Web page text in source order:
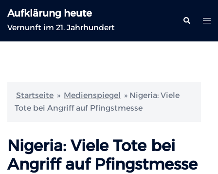
Inhalt
springen
Aufklärung heute
Vernunft im 21. Jahrhundert
Suche
Startseite » Medienspiegel » Nigeria: Viele
Tote bei Angriff auf Pfingstmesse
Nigeria: Viele Tote bei
Angriff auf Pfingstmesse